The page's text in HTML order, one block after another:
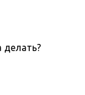
делать?